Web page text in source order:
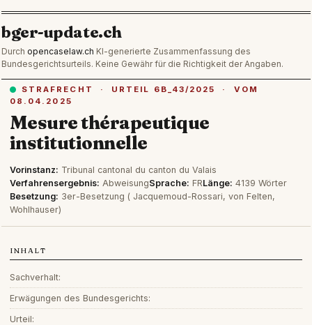
bger-update.ch
Durch opencaselaw.ch KI-generierte Zusammenfassung des
Bundesgerichtsurteils. Keine Gewähr für die Richtigkeit der Angaben.
STRAFRECHT · URTEIL 6B_43/2025 · VOM
08.04.2025
Mesure thérapeutique
institutionnelle
Vorinstanz: Tribunal cantonal du canton du Valais
Verfahrensergebnis: AbweisungSprache: FRLänge: 4139 Wörter
Besetzung: 3er-Besetzung ( Jacquemoud-Rossari, von Felten,
Wohlhauser)
INHALT
Sachverhalt:
Erwägungen des Bundesgerichts:
Urteil: